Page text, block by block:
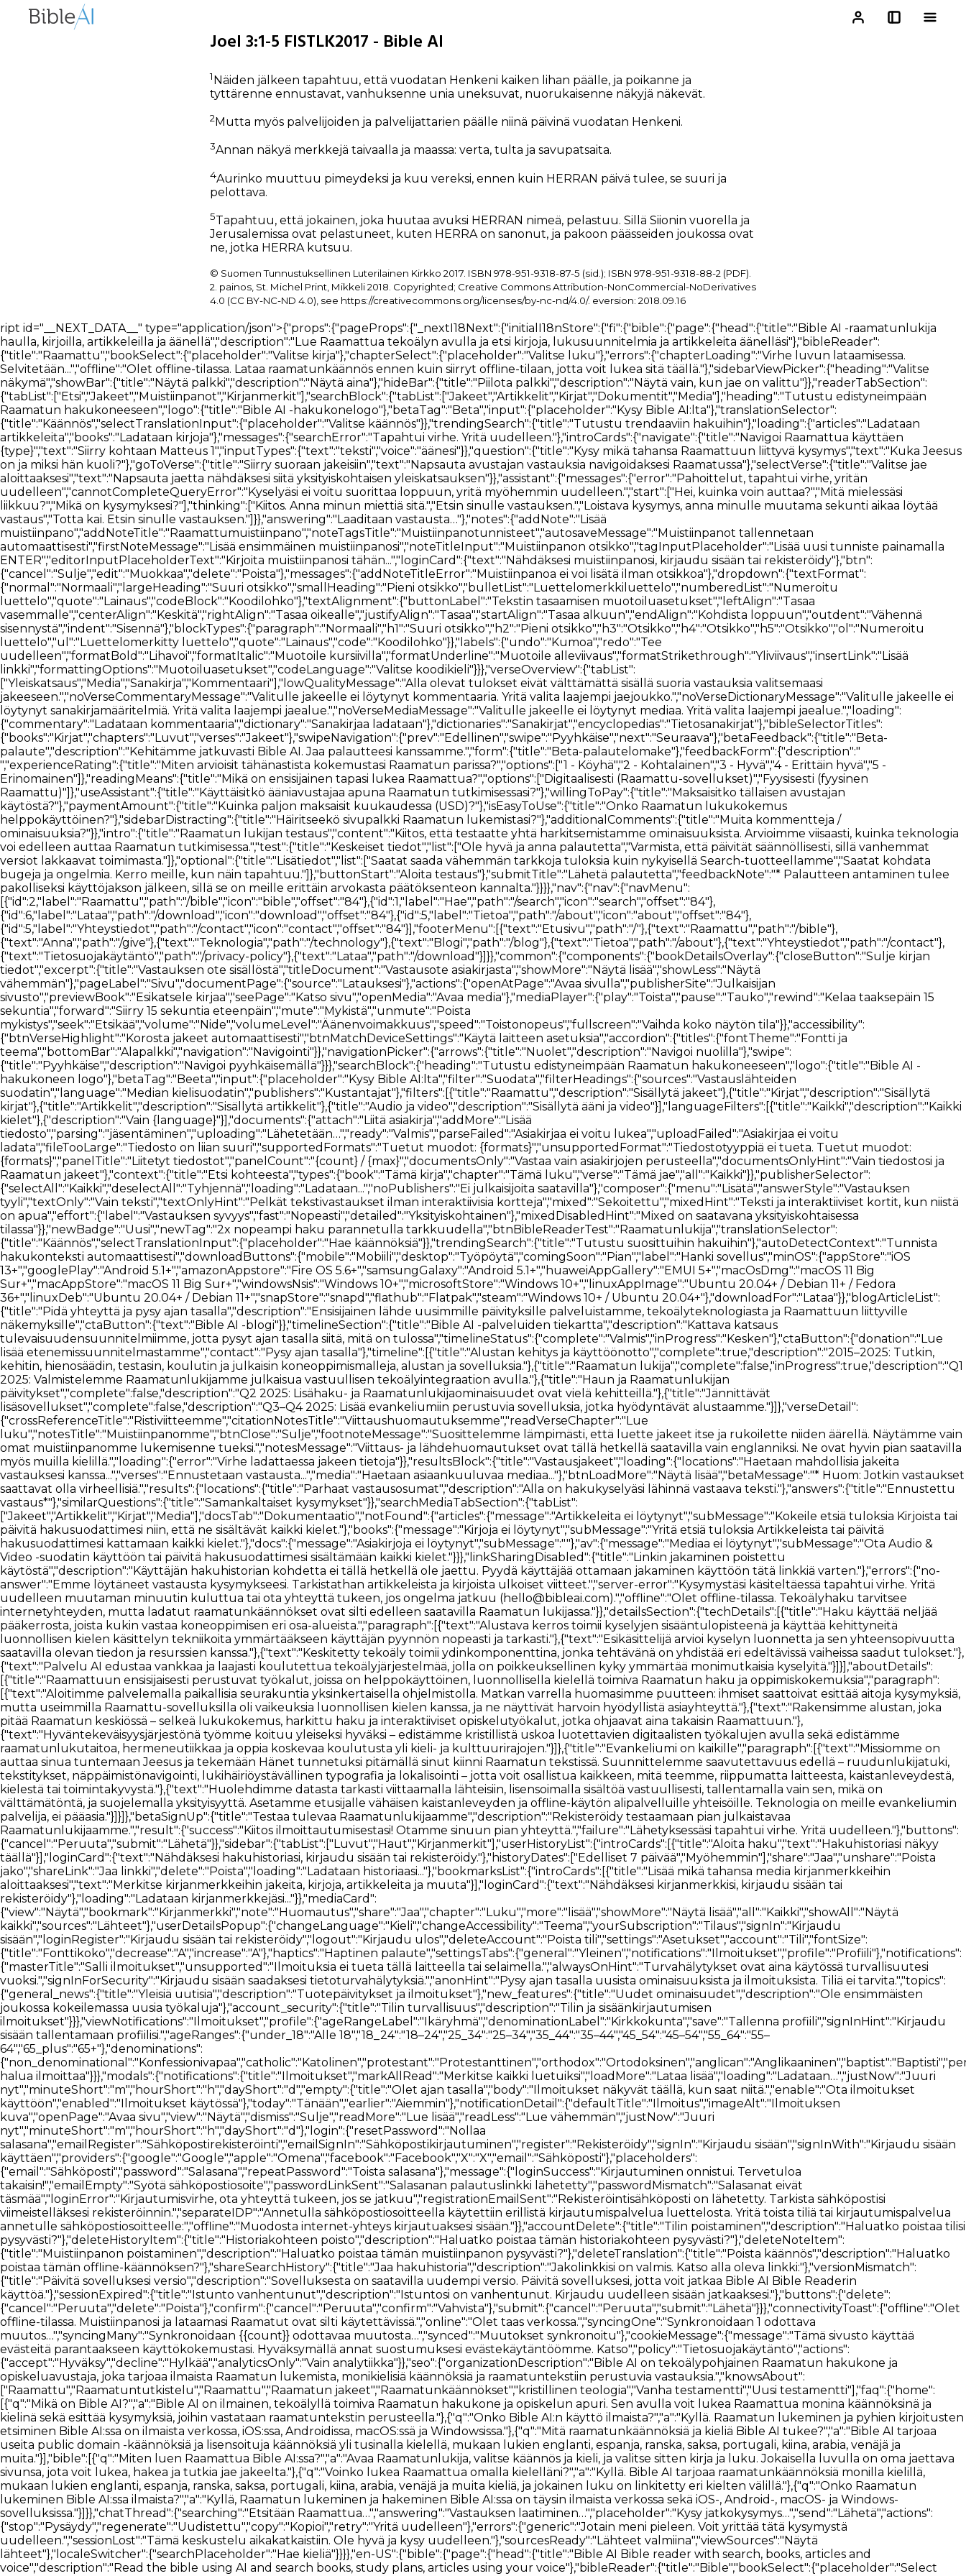
Joel 3:1-5 FISTLK2017 - Bible AI
1Näiden jälkeen tapahtuu, että vuodatan Henkeni kaiken lihan päälle, ja poikanne ja
tyttärenne ennustavat, vanhuksenne unia uneksuvat, nuorukaisenne näkyjä näkevät.
2 Mutta myös palvelijoiden ja palvelijattarien päälle niinä päivinä vuodatan Henkeni.
3Annan näkyä merkkejä taivaalla ja maassa: verta, tulta ja savupatsaita.
4Aurinko muuttuu pimeydeksi ja kuu vereksi, ennen kuin HERRAN päivä tulee, se suuri ja
pelottava.
5Tapahtuu, että jokainen, joka huutaa avuksi HERRAN nimeä, pelastuu. Sillä Siionin vuorella ja
Jerusalemissa ovat pelastuneet, kuten HERRA on sanonut, ja pakoon päässeiden joukossa ovat
ne, jotka HERRA kutsuu.
© Suomen Tunnustuksellinen Luterilainen Kirkko 2017. ISBN 978-951-9318-87-5 (sid.); ISBN 978-951-9318-88-2 (PDF).
2. painos, St. Michel Print, Mikkeli 2018. Copyrighted; Creative Commons Attribution-NonCommercial-NoDerivatives
4.0 (CC BY-NC-ND 4.0), see https://creativecommons.org/licenses/by-nc-nd/4.0/. eversion: 2018.09.16
ript id="__NEXT_DATA__" type="application/json">{"props":{"pageProps":{"_nextI18Next":{"initialI18nStore":{"fi":{"bible":{"page":{"head":{"title":"Bible AI -raamatunlukija haulla, kirjoilla, artikkeleilla ja äänellä","description":"Lue Raamattua tekoälyn avulla ja etsi kirjoja, lukusuunnitelmia ja artikkeleita äänelläsi"},"bibleReader":{"title":"Raamattu","bookSelect":{"placeholder":"Valitse kirja"},"chapterSelect":{"placeholder":"Valitse luku"},"errors":{"chapterLoading":"Virhe luvun lataamisessa. Selvitetään...","offline":"Olet offline-tilassa. Lataa raamatunkäännös ennen kuin siirryt offline-tilaan, jotta voit lukea sitä täällä."},"sidebarViewPicker":{"heading":"Valitse näkymä","showBar":{"title":"Näytä palkki","description":"Näytä aina"},"hideBar":{"title":"Piilota palkki","description":"Näytä vain, kun jae on valittu"}},"readerTabSection":{"tabList":["Etsi","Jakeet","Muistiinpanot","Kirjanmerkit"],"searchBlock":{"tabList":["Jakeet","Artikkelit","Kirjat","Dokumentit","Media"],"heading":"Tutustu edistyneimpään Raamatun hakukoneeseen","logo":{"title":"Bible AI -hakukonelogo"},"betaTag":"Beta","input":{"placeholder":"Kysy Bible AI:lta"},"translationSelector":{"title":"Käännös","selectTranslationInput":{"placeholder":"Valitse käännös"}},"trendingSearch":{"title":"Tutustu trendaaviin hakuihin"},"loading":{"articles":"Ladataan artikkeleita","books":"Ladataan kirjoja"},"messages":{"searchError":"Tapahtui virhe. Yritä uudelleen."},"introCards":{"navigate":{"title":"Navigoi Raamattua käyttäen {type}","text":"Siirry kohtaan Matteus 1","inputTypes":{"text":"teksti","voice":"äänesi"}},"question":{"title":"Kysy mikä tahansa Raamattuun liittyvä kysymys","text":"Kuka Jeesus on ja miksi hän kuoli?"},"goToVerse":{"title":"Siirry suoraan jakeisiin","text":"Napsauta avustajan vastauksia navigoidaksesi Raamatussa"},"selectVerse":{"title":"Valitse jae aloittaaksesi","text":"Napsauta jaetta nähdäksesi siitä yksityiskohtaisen yleiskatsauksen"}},"assistant":{"messages":{"error":"Pahoittelut, tapahtui virhe, yritän uudelleen","cannotCompleteQueryError":"Kyselyäsi ei voitu suorittaa loppuun, yritä myöhemmin uudelleen.","start":["Hei, kuinka voin auttaa?","Mitä mielessäsi liikkuu?","Mikä on kysymyksesi?"],"thinking":["Kiitos. Anna minun miettiä sitä.","Etsin sinulle vastauksen.","Loistava kysymys, anna minulle muutama sekunti aikaa löytää vastaus","Totta kai. Etsin sinulle vastauksen."]}},"answering":"Laaditaan vastausta…"},"notes":{"addNote":"Lisää muistiinpano","addNoteTitle":"Raamattumuistiinpano","noteTagsTitle":"Muistiinpanotunnisteet","autosaveMessage":"Muistiinpanot tallennetaan automaattisesti","firstNoteMessage":"Lisää ensimmäinen muistiinpanosi","noteTitleInput":"Muistiinpanon otsikko","tagInputPlaceholder":"Lisää uusi tunniste painamalla ENTER","editorInputPlaceholderText":"Kirjoita muistiinpanosi tähän...","loginCard":{"text":"Nähdäksesi muistiinpanosi, kirjaudu sisään tai rekisteröidy"},"btn":{"cancel":"Sulje","edit":"Muokkaa","delete":"Poista"},"messages":{"addNoteTitleError":"Muistiinpanoa ei voi lisätä ilman otsikkoa"},"dropdown":{"textFormat":{"normal":"Normaali","largeHeading":"Suuri otsikko","smallHeading":"Pieni otsikko","bulletList":"Luettelomerkkiluettelo","numberedList":"Numeroitu luettelo","quote":"Lainaus","codeBlock":"Koodilohko"},"textAlignment":{"buttonLabel":"Tekstin tasaamisen muotoiluasetukset","leftAlign":"Tasaa vasemmalle","centerAlign":"Keskitä","rightAlign":"Tasaa oikealle","justifyAlign":"Tasaa","startAlign":"Tasaa alkuun","endAlign":"Kohdista loppuun","outdent":"Vähennä sisennystä","indent":"Sisennä"},"blockTypes":{"paragraph":"Normaali","h1":"Suuri otsikko","h2":"Pieni otsikko","h3":"Otsikko","h4":"Otsikko","h5":"Otsikko","ol":"Numeroitu luettelo","ul":"Luettelomerkitty luettelo","quote":"Lainaus","code":"Koodilohko"}},"labels":{"undo":"Kumoa","redo":"Tee uudelleen","formatBold":"Lihavoi","formatItalic":"Muotoile kursiivilla","formatUnderline":"Muotoile alleviivaus","formatStrikethrough":"Yliviivaus","insertLink":"Lisää linkki","formattingOptions":"Muotoiluasetukset","codeLanguage":"Valitse koodikieli"}}},"verseOverview":{"tabList":["Yleiskatsaus","Media","Sanakirja","Kommentaari"],"lowQualityMessage":"Alla olevat tulokset eivät välttämättä sisällä suoria vastauksia valitsemaasi jakeeseen.","noVerseCommentaryMessage":"Valitulle jakeelle ei löytynyt kommentaaria. Yritä valita laajempi jaejoukko.","noVerseDictionaryMessage":"Valitulle jakeelle ei löytynyt sanakirjamääritelmiä. Yritä valita laajempi jaealue.","noVerseMediaMessage":"Valitulle jakeelle ei löytynyt mediaa. Yritä valita laajempi jaealue.","loading":{"commentary":"Ladataan kommentaaria","dictionary":"Sanakirjaa ladataan"},"dictionaries":"Sanakirjat","encyclopedias":"Tietosanakirjat"},"bibleSelectorTitles":{"books":"Kirjat","chapters":"Luvut","verses":"Jakeet"},"swipeNavigation":{"prev":"Edellinen","swipe":"Pyyhkäise","next":"Seuraava"},"betaFeedback":{"title":"Beta-palaute","description":"Kehitämme jatkuvasti Bible AI. Jaa palautteesi kanssamme.","form":{"title":"Beta-palautelomake"},"feedbackForm":{"description":" ","experienceRating":{"title":"Miten arvioisit tähänastista kokemustasi Raamatun parissa?","options":["1 - Köyhä","2 - Kohtalainen","3 - Hyvä","4 - Erittäin hyvä","5 - Erinomainen"]},"readingMeans":{"title":"Mikä on ensisijainen tapasi lukea Raamattua?","options":["Digitaalisesti (Raamattu-sovellukset)","Fyysisesti (fyysinen Raamattu)"]},"useAssistant":{"title":"Käyttäisitkö ääniavustajaa apuna Raamatun tutkimisessasi?"},"willingToPay":{"title":"Maksaisitko tällaisen avustajan käytöstä?"},"paymentAmount":{"title":"Kuinka paljon maksaisit kuukaudessa (USD)?"},"isEasyToUse":{"title":"Onko Raamatun lukukokemus helppokäyttöinen?"},"sidebarDistracting":{"title":"Häiritseekö sivupalkki Raamatun lukemistasi?"},"additionalComments":{"title":"Muita kommentteja / ominaisuuksia?"}},"intro":{"title":"Raamatun lukijan testaus","content":"Kiitos, että testaatte yhtä harkitsemistamme ominaisuuksista. Arvioimme viisaasti, kuinka teknologia voi edelleen auttaa Raamatun tutkimisessa.","test":{"title":"Keskeiset tiedot","list":["Ole hyvä ja anna palautetta","Varmista, että päivität säännöllisesti, sillä vanhemmat versiot lakkaavat toimimasta."]},"optional":{"title":"Lisätiedot","list":["Saatat saada vähemmän tarkkoja tuloksia kuin nykyisellä Search-tuotteellamme","Saatat kohdata bugeja ja ongelmia. Kerro meille, kun näin tapahtuu."]},"buttonStart":"Aloita testaus"},"submitTitle":"Lähetä palautetta","feedbackNote":"* Palautteen antaminen tulee pakolliseksi käyttöjakson jälkeen, sillä se on meille erittäin arvokasta päätöksenteon kannalta."}}}},"nav":{"nav":{"navMenu":[{"id":2,"label":"Raamattu","path":"/bible","icon":"bible","offset":"84"},{"id":1,"label":"Hae","path":"/search","icon":"search","offset":"84"},{"id":6,"label":"Lataa","path":"/download","icon":"download","offset":"84"},{"id":5,"label":"Tietoa","path":"/about","icon":"about","offset":"84"},{"id":5,"label":"Yhteystiedot","path":"/contact","icon":"contact","offset":"84"}],"footerMenu":[{"text":"Etusivu","path":"/"},{"text":"Raamattu","path":"/bible"},{"text":"Anna","path":"/give"},{"text":"Teknologia","path":"/technology"},{"text":"Blogi","path":"/blog"},{"text":"Tietoa","path":"/about"},{"text":"Yhteystiedot","path":"/contact"},{"text":"Tietosuojakäytäntö","path":"/privacy-policy"},{"text":"Lataa","path":"/download"}]}},"common":{"components":{"bookDetailsOverlay":{"closeButton":"Sulje kirjan tiedot","excerpt":{"title":"Vastauksen ote sisällöstä","titleDocument":"Vastausote asiakirjasta","showMore":"Näytä lisää","showLess":"Näytä vähemmän"},"pageLabel":"Sivu","documentPage":{"source":"Latauksesi"},"actions":{"openAtPage":"Avaa sivulla","publisherSite":"Julkaisijan sivusto","previewBook":"Esikatsele kirjaa","seePage":"Katso sivu","openMedia":"Avaa media"},"mediaPlayer":{"play":"Toista","pause":"Tauko","rewind":"Kelaa taaksepäin 15 sekuntia","forward":"Siirry 15 sekuntia eteenpäin","mute":"Mykistä","unmute":"Poista mykistys","seek":"Etsikää","volume":"Nide","volumeLevel":"Äänenvoimakkuus","speed":"Toistonopeus","fullscreen":"Vaihda koko näytön tila"}},"accessibility":{"btnVerseHighlight":"Korosta jakeet automaattisesti","btnMatchDeviceSettings":"Käytä laitteen asetuksia","accordion":{"titles":{"fontTheme":"Fontti ja teema","bottomBar":"Alapalkki","navigation":"Navigointi"}},"navigationPicker":{"arrows":{"title":"Nuolet","description":"Navigoi nuolilla"},"swipe":{"title":"Pyyhkäise","description":"Navigoi pyyhkäisemällä"}}},"searchBlock":{"heading":"Tutustu edistyneimpään Raamatun hakukoneeseen","logo":{"title":"Bible AI -hakukoneen logo"},"betaTag":"Beeta","input":{"placeholder":"Kysy Bible AI:lta","filter":"Suodata","filterHeadings":{"sources":"Vastauslähteiden suodatin","language":"Median kielisuodatin","publishers":"Kustantajat"},"filters":[{"title":"Raamattu","description":"Sisällytä jakeet"},{"title":"Kirjat","description":"Sisällytä kirjat"},{"title":"Artikkelit","description":"Sisällytä artikkelit"},{"title":"Audio ja video","description":"Sisällytä ääni ja video"}],"languageFilters":[{"title":"Kaikki","description":"Kaikki kielet"},{"description":"Vain {language}"}],"documents":{"attach":"Liitä asiakirja","addMore":"Lisää tiedosto","parsing":"jäsentäminen","uploading":"Lähetetään…","ready":"Valmis","parseFailed":"Asiakirjaa ei voitu lukea","uploadFailed":"Asiakirjaa ei voitu ladata","fileTooLarge":"Tiedosto on liian suuri","supportedFormats":"Tuetut muodot: {formats}","unsupportedFormat":"Tiedostotyyppiä ei tueta. Tuetut muodot: {formats}","panelTitle":"Liitetyt tiedostot","panelCount":"{count} / {max}","documentsOnly":"Vastaa vain asiakirjojen perusteella","documentsOnlyHint":"Vain tiedostosi ja Raamatun jakeet"},"context":{"title":"Etsi kohteesta","types":{"book":"Tämä kirja","chapter":"Tämä luku","verse":"Tämä jae","all":"Kaikki"}},"publisherSelector":{"selectAll":"Kaikki","deselectAll":"Tyhjennä","loading":"Ladataan...","noPublishers":"Ei julkaisijoita saatavilla"},"compos